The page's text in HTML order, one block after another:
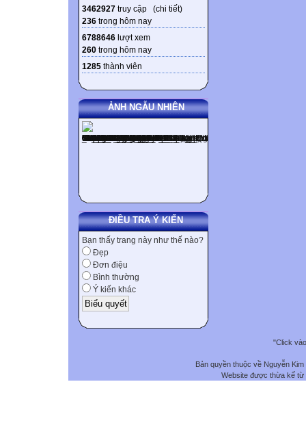
3462927 truy cập (chi tiết)
236 trong hôm nay
6788646 lượt xem
260 trong hôm nay
1285 thành viên
ẢNH NGẪU NHIÊN
ĐIỀU TRA Ý KIẾN
Bạn thấy trang này như thế nào?
Đẹp
Đơn điệu
Bình thường
Ý kiến khác
"Click
Bản quyền thuộc về Nguyễn
Website được thừa kế từ